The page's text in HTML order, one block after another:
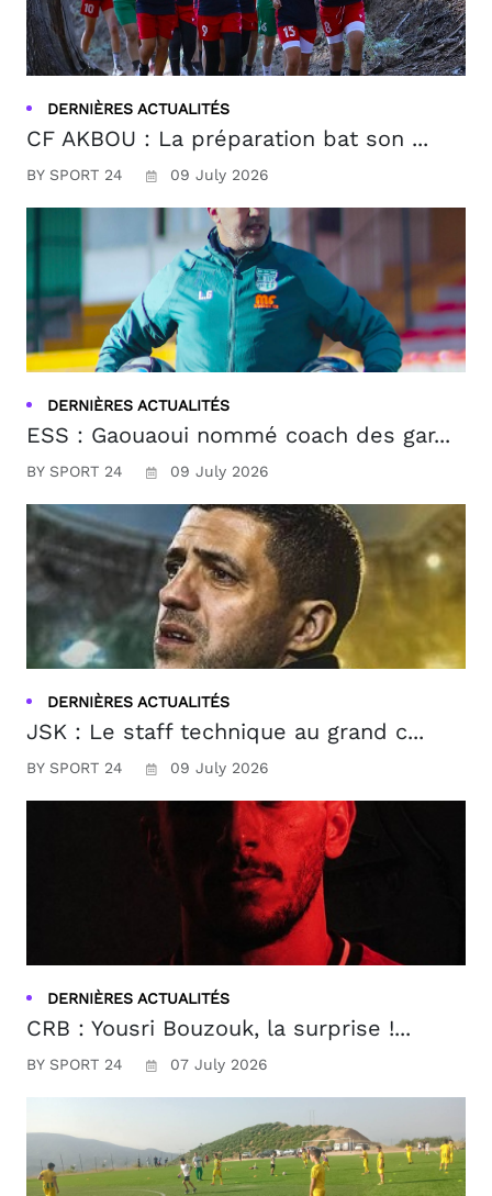
DERNIÈRES ACTUALITÉS
CF AKBOU : La préparation bat son ...
BY SPORT 24 09 July 2026
DERNIÈRES ACTUALITÉS
ESS : Gaouaoui nommé coach des gar...
BY SPORT 24 09 July 2026
DERNIÈRES ACTUALITÉS
JSK : Le staff technique au grand c...
BY SPORT 24 09 July 2026
DERNIÈRES ACTUALITÉS
CRB : Yousri Bouzouk, la surprise !...
BY SPORT 24 07 July 2026